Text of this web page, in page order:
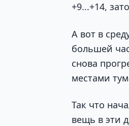
+9...+14,
А вот в
большей
снова
местами
Так что
вещь в эти